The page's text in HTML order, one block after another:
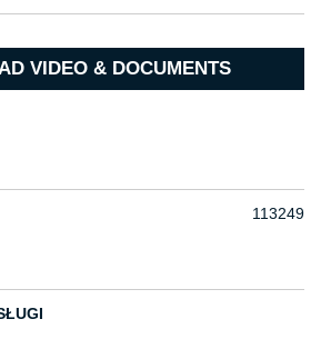
VIDEO & DOCUMENTS
113249